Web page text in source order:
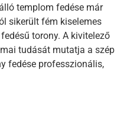
templom fedése már
sikerült fém kiselemes
torony. A kivitelező
tudását mutatja a szép
fedése professzionális,